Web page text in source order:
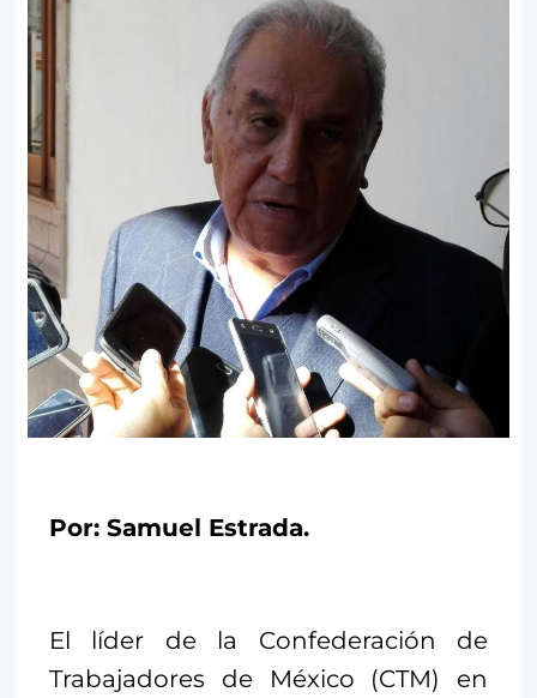
Por: Samuel Estrada.
El líder de la Confederación de
Trabajadores de México (CTM) en